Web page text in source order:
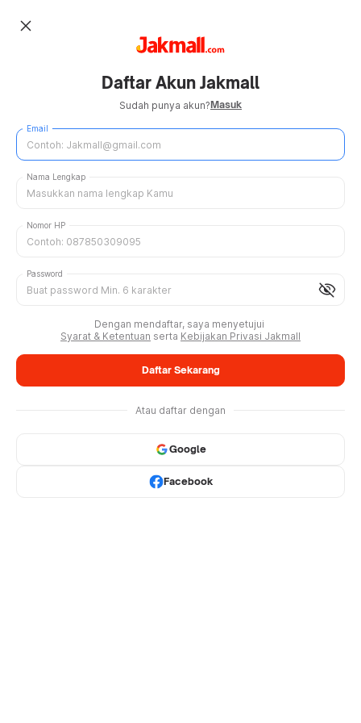
close
Daftar Akun Jakmall
Sudah punya akun?Masuk
Email
Nama Lengkap
Nomor HP
visibility_off
Password
Dengan mendaftar, saya menyetujui
Syarat & Ketentuan serta Kebijakan Privasi Jakmall
Daftar Sekarang
Atau daftar dengan
Google
Facebook